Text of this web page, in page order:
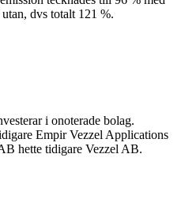
dvs totalt 121 %.
i onoterade bolag.
Empir Vezzel Applications
hette tidigare Vezzel AB.